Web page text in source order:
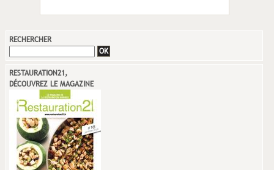
RECHERCHER
RESTAURATION21,
DÉCOUVREZ LE MAGAZINE